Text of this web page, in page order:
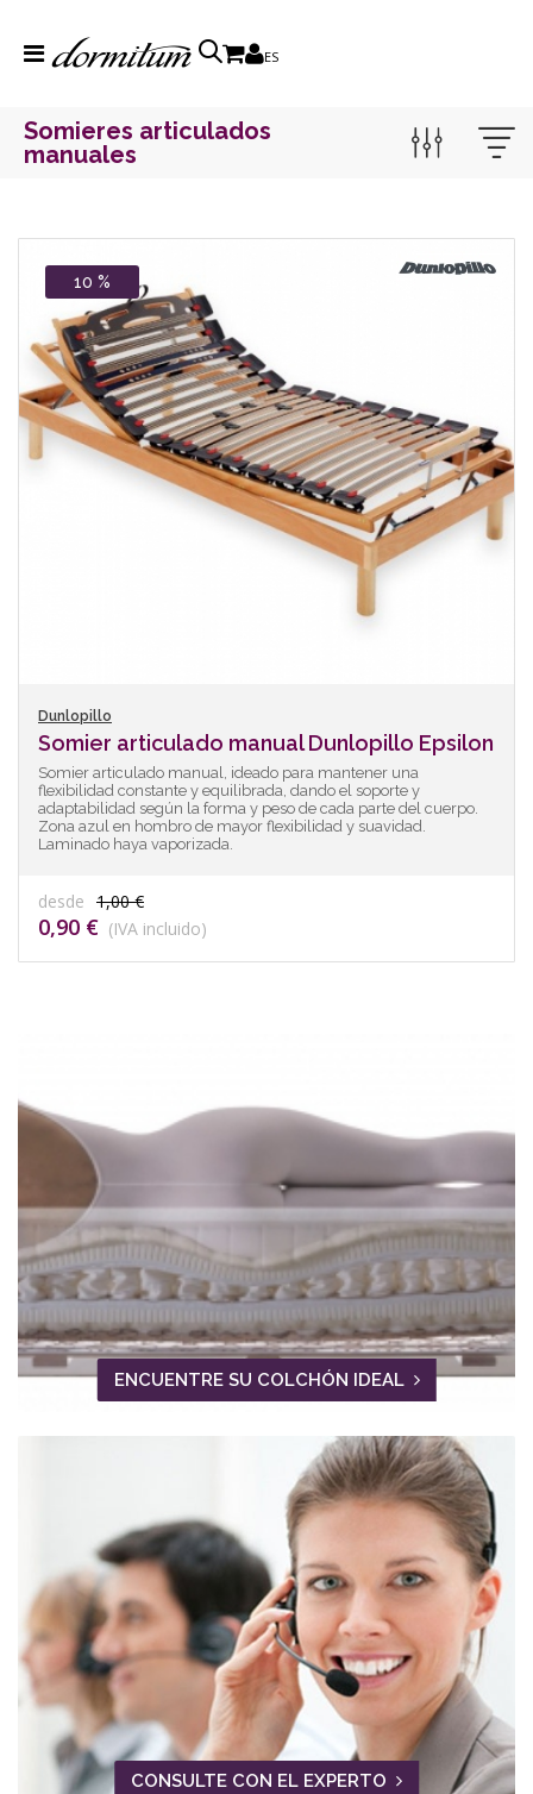
ES
Somieres articulados
manuales
10 %
Dunlopillo
Somier articulado manual Dunlopillo Epsilon
Somier articulado manual, ideado para mantener una
flexibilidad constante y equilibrada, dando el soporte y
adaptabilidad según la forma y peso de cada parte del cuerpo.
Zona azul en hombro de mayor flexibilidad y suavidad.
Laminado haya vaporizada.
desde 1,00 €
0,90 € (IVA incluido)
ENCUENTRE SU COLCHÓN IDEAL
CONSULTE CON EL EXPERTO